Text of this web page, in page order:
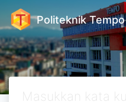
Politeknik